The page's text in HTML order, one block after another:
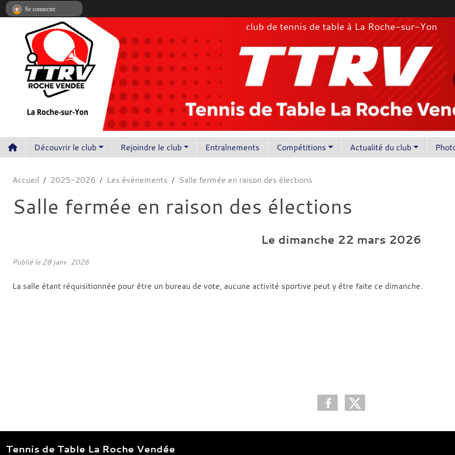
club de tennis de table à La Roche-sur-Yon
Découvrir le club Rejoindre le club Entraînements Compétitions Actualité du club
Accueil 2025-2026 Les évènements Salle fermée en raison des élections
Salle fermée en raison des élections
Le dimanche 22 mars 2026
Publié le 28 janv. 2026
La salle étant réquisitionnée pour être un bureau de vote, aucune activité sportive peut y être faite ce dimanche.
Tennis de Table La Roche Vendée
Se connecter
Panneau de gestion des cookies